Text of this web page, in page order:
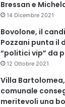
Bressan e
14 Dicembre 2021
Bovolone, il
Pozzani punta il
“politici vip” da
12 Ottobre 2021
Villa
comunale
meritevoli una